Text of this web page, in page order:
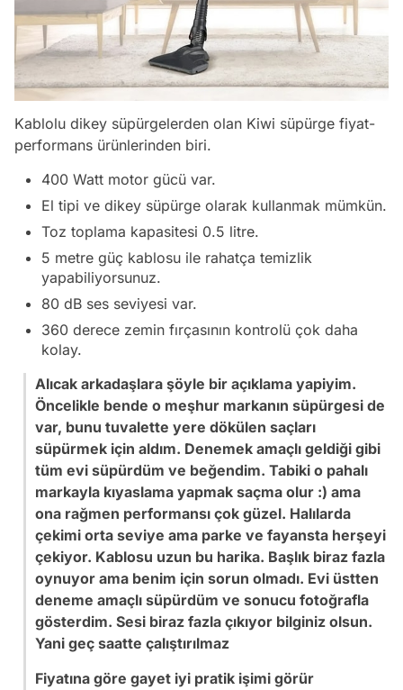
Kablolu dikey süpürgelerden olan Kiwi süpürge fiyat-
performans ürünlerinden biri.
400 Watt motor gücü var.
El tipi ve dikey süpürge olarak kullanmak mümkün.
Toz toplama kapasitesi 0.5 litre.
5 metre güç kablosu ile rahatça temizlik
yapabiliyorsunuz.
80 dB ses seviyesi var.
360 derece zemin fırçasının kontrolü çok daha
kolay.
Alıcak arkadaşlara şöyle bir açıklama yapiyim.
Öncelikle bende o meşhur markanın süpürgesi de
var, bunu tuvalette yere dökülen saçları
süpürmek için aldım. Denemek amaçlı geldiği gibi
tüm evi süpürdüm ve beğendim. Tabiki o pahalı
markayla kıyaslama yapmak saçma olur :) ama
ona rağmen performansı çok güzel. Halılarda
çekimi orta seviye ama parke ve fayansta herşeyi
çekiyor. Kablosu uzun bu harika. Başlık biraz fazla
oynuyor ama benim için sorun olmadı. Evi üstten
deneme amaçlı süpürdüm ve sonucu fotoğrafla
gösterdim. Sesi biraz fazla çıkıyor bilginiz olsun.
Yani geç saatte çalıştırılmaz
Fiyatına göre gayet iyi pratik işimi görür